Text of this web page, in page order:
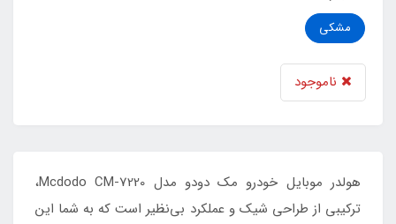
مشکی
ناموجود
هولدر موبایل خودرو مک دودو مدل Mcdodo CM-7220،
ترکیبی از طراحی شیک و عملکرد بی‌نظیر است که به شما این